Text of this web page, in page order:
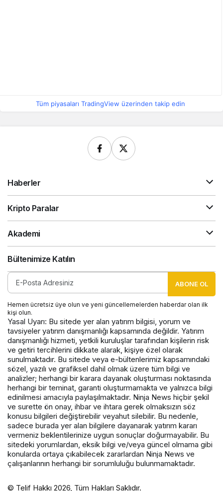
Tüm piyasaları TradingView üzerinden takip edin
Haberler
Kripto Paralar
Akademi
Bültenimize Katılın
ABONE OL
Hemen ücretsiz üye olun ve yeni güncellemelerden haberdar olan ilk
kişi olun.
Yasal Uyarı: Bu sitede yer alan yatırım bilgisi, yorum ve
tavsiyeler yatırım danışmanlığı kapsamında değildir. Yatırım
danışmanlığı hizmeti, yetkili kuruluşlar tarafından kişilerin risk
ve getiri tercihlerini dikkate alarak, kişiye özel olarak
sunulmaktadır. Bu sitede veya e-bültenlerimiz kapsamındaki
sözel, yazılı ve grafiksel dahil olmak üzere tüm bilgi ve
analizler; herhangi bir karara dayanak oluşturması noktasında
herhangi bir teminat, garanti oluşturmamakta ve yalnızca bilgi
edinilmesi amacıyla paylaşılmaktadır. Ninja News hiçbir şekil
ve surette ön onay, ihbar ve ihtara gerek olmaksızın söz
konusu bilgileri değiştirebilir veyahut silebilir. Bu nedenle,
sadece burada yer alan bilgilere dayanarak yatırım kararı
vermeniz beklentilerinize uygun sonuçlar doğurmayabilir. Bu
sitedeki yorumlardan, eksik bilgi ve/veya güncel olmama gibi
konularda ortaya çıkabilecek zararlardan Ninja News ve
çalışanlarının herhangi bir sorumluluğu bulunmamaktadır.
© Telif Hakkı 2026, Tüm Hakları Saklıdır.